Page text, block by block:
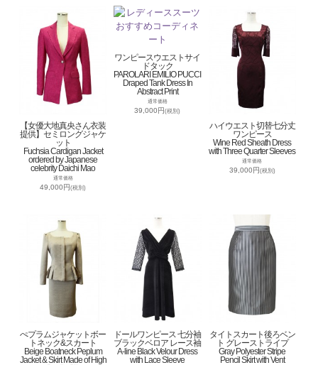
【女優大地真央さん衣装
提供】セミロングジャケ
ット
Fuchsia Cardigan Jacket
ordered by Japanese
celebrity Daichi Mao
通常価格
49,000円(税別)
ワンピースウエストサイ
ドタック
PAROLARI EMILIO PUCCI
Draped Tank Dress In
Abstract Print
通常価格
39,000円(税別)
ハイウエスト切替七分丈
ワンピース
Wine Red Sheath Dress
with Three Quarter Sleeves
通常価格
39,000円(税別)
ぺプラムジャケットボー
トネック&スカート
Beige Boatneck Peplum
Jacket & Skirt Made of High
ドールワンピース 七分袖
ブラックベロア レース袖
A-line Black Velour Dress
with Lace Sleeve
タイトスカート後ろベン
ト グレーストライプ
Gray Polyester Stripe
Pencil Skirt with Vent